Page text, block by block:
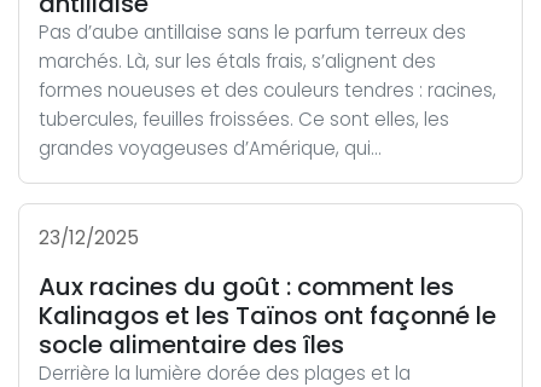
Pas d’aube antillaise sans le parfum terreux des
marchés. Là, sur les étals frais, s’alignent des
formes noueuses et des couleurs tendres : racines,
tubercules, feuilles froissées. Ce sont elles, les
grandes voyageuses d’Amérique, qui...
23/12/2025
Aux racines du goût : comment les
Kalinagos et les Taïnos ont façonné le
socle alimentaire des îles
Derrière la lumière dorée des plages et la